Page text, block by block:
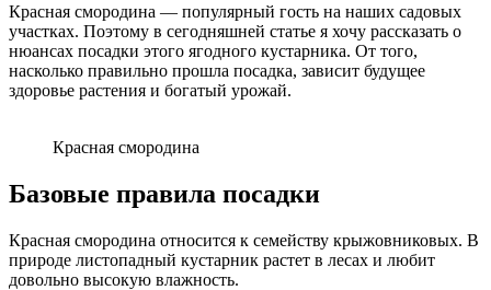
Красная смородина — популярный гость на наших садовых
участках. Поэтому в сегодняшней статье я хочу рассказать о
нюансах посадки этого ягодного кустарника. От того,
насколько правильно прошла посадка, зависит будущее
здоровье растения и богатый урожай.
Красная смородина
Базовые правила посадки
Красная смородина относится к семейству крыжовниковых. В
природе листопадный кустарник растет в лесах и любит
довольно высокую влажность.